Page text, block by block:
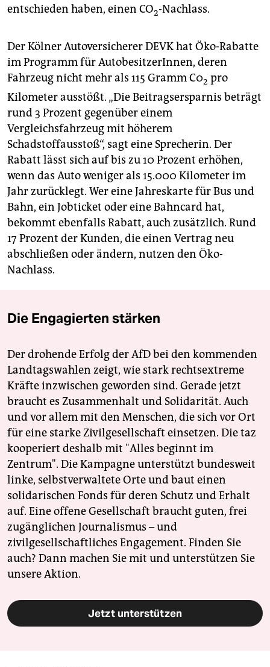
entschieden haben, einen CO2-Nachlass.
Der Kölner Autoversicherer DEVK hat Öko-Rabatte
im Programm für AutobesitzerInnen, deren
Fahrzeug nicht mehr als 115 Gramm C02 pro
Kilometer ausstößt. „Die Beitragsersparnis beträgt
rund 3 Prozent gegenüber einem
Vergleichsfahrzeug mit höherem
Schadstoffausstoß“, sagt eine Sprecherin. Der
Rabatt lässt sich auf bis zu 10 Prozent erhöhen,
wenn das Auto weniger als 15.000 Kilometer im
Jahr zurücklegt. Wer eine Jahreskarte für Bus und
Bahn, ein Jobticket oder eine Bahncard hat,
bekommt ebenfalls Rabatt, auch zusätzlich. Rund
17 Prozent der Kunden, die einen Vertrag neu
abschließen oder ändern, nutzen den Öko-
Nachlass.
Die Engagierten stärken
Der drohende Erfolg der AfD bei den kommenden
Landtagswahlen zeigt, wie stark rechtsextreme
Kräfte inzwischen geworden sind. Gerade jetzt
braucht es Zusammenhalt und Solidarität. Auch
und vor allem mit den Menschen, die sich vor Ort
für eine starke Zivilgesellschaft einsetzen. Die taz
kooperiert deshalb mit "Alles beginnt im
Zentrum". Die Kampagne unterstützt bundesweit
linke, selbstverwaltete Orte und baut einen
solidarischen Fonds für deren Schutz und Erhalt
auf. Eine offene Gesellschaft braucht guten, frei
zugänglichen Journalismus – und
zivilgesellschaftliches Engagement. Finden Sie
auch? Dann machen Sie mit und unterstützen Sie
unsere Aktion.
Jetzt unterstützen